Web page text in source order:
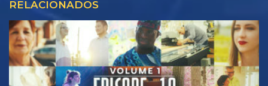
RELACIONADOS